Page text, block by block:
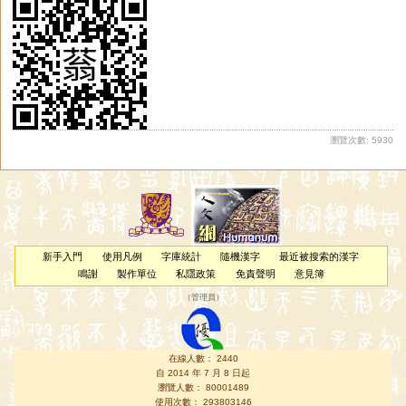
瀏覽次數: 5930
新手入門 使用凡例 字庫統計 隨機漢字
最近被搜索的漢字
鳴謝
製作單位 私隱政策 免責聲明 意見簿
（管理員 ）
在線人數： 2440
自 2014 年 7 月 8 日起
瀏覽人數： 80001489
使用次數： 293803146